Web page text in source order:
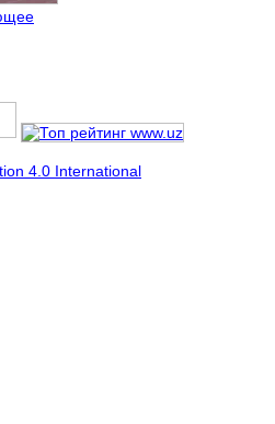
4.0 International